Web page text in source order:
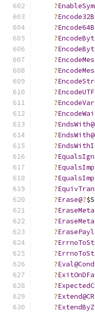
?
?
?
?
?
?
?
?
?
?
?
?
?
?
?
?
?
?
?Erase@?
?
?
?
?
?
?
?
?
?
?